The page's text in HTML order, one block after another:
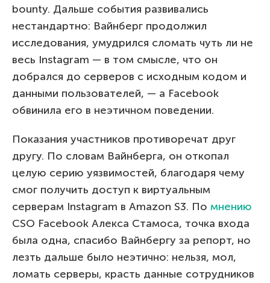
bounty. Дальше события развивались
нестандартно: Вайнберг продолжил
исследования, умудрился сломать чуть ли не
весь Instagram — в том смысле, что он
добрался до серверов с исходным кодом и
данными пользователей, — а Facebook
обвинила его в неэтичном поведении.
Показания участников противоречат друг
другу. По словам Вайнберга, он откопал
целую серию уязвимостей, благодаря чему
смог получить доступ к виртуальным
серверам Instagram в Amazon S3. По мнению
CSO Facebook Алекса Стамоса, точка входа
была одна, спасибо Вайнбергу за репорт, но
лезть дальше было неэтично: нельзя, мол,
ломать серверы, красть данные сотрудников